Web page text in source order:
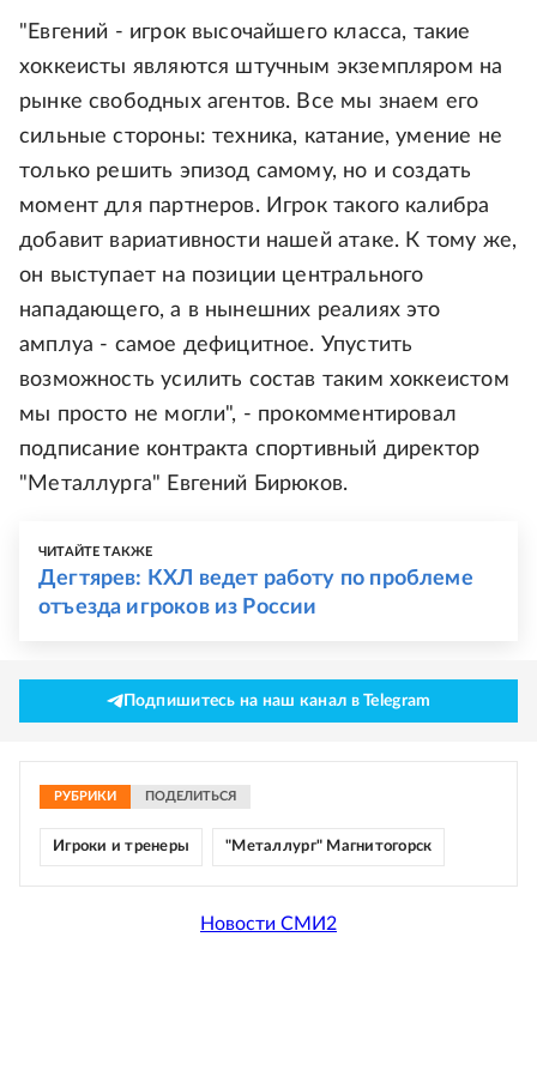
"Евгений - игрок высочайшего класса, такие
хоккеисты являются штучным экземпляром на
рынке свободных агентов. Все мы знаем его
сильные стороны: техника, катание, умение не
только решить эпизод самому, но и создать
момент для партнеров. Игрок такого калибра
добавит вариативности нашей атаке. К тому же,
он выступает на позиции центрального
нападающего, а в нынешних реалиях это
амплуа - самое дефицитное. Упустить
возможность усилить состав таким хоккеистом
мы просто не могли", - прокомментировал
подписание контракта спортивный директор
"Металлурга" Евгений Бирюков.
ЧИТАЙТЕ ТАКЖЕ
Дегтярев: КХЛ ведет работу по проблеме
отъезда игроков из России
Подпишитесь на наш канал в Telegram
РУБРИКИ ПОДЕЛИТЬСЯ
Игроки и тренеры "Металлург" Магнитогорск
Новости СМИ2